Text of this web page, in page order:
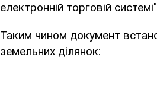
електронній торговій
Таким чином документ
земельних ділянок: